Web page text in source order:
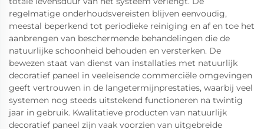
regelmatige onderhoudsvereisten blijven eenvoudig,
meestal beperkend tot periodieke reiniging en af en toe het
aanbrengen van beschermende behandelingen die de
natuurlijke schoonheid behouden en versterken. De
bewezen staat van dienst van installaties met natuurlijk
decoratief paneel in veeleisende commerciële omgevingen
geeft vertrouwen in de langetermijnprestaties, waarbij veel
systemen nog steeds uitstekend functioneren na twintig
jaar in gebruik. Kwalitatieve producten van natuurlijk
decoratief paneel zijn vaak voorzien van uitgebreide